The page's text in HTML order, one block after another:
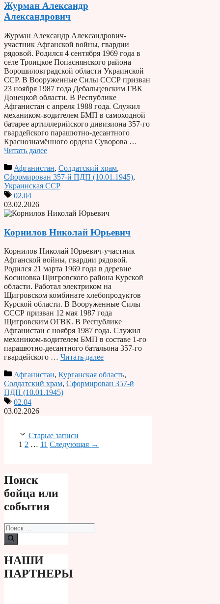
Журман Александр
Александрович
Журман Александр Александрович-
участник Афганской войны, гвардии
рядовой. Родился 4 сентября 1969 года в
селе Троицкое Попаснянского района
Ворошиловградской области Украинской
ССР. В Вооруженные Силы СССР призван
23 ноября 1987 года Дебальцевским ГВК
Донецкой области. В Республике
Афганистан с апреля 1988 года. Служил
механиком-водителем БМП в самоходной
батарее артиллерийского дивизиона 357-го
гвардейского парашютно-десантного
Краснознамённого ордена Суворова …
Читать далее
Афганистан, Солдатский храм,
Сформирован 357-й ПДП (10.01.1945),
Украинская ССР
02.04
03.02.2026
Корнилов Николай Юрьевич
Корнилов Николай Юрьевич-участник
Афганской войны, гвардии рядовой.
Родился 21 марта 1969 года в деревне
Косиновка Щигровского района Курской
области. Работал электриком на
Щигровском комбинате хлебопродуктов
Курской области. В Вооруженные Силы
СССР призван 12 мая 1987 года
Щигровским ОГВК. В Республике
Афганистан с ноября 1987 года. Служил
механиком-водителем БМП в составе 1-го
парашютно-десантного батальона 357-го
гвардейского … Читать далее
Афганистан, Курганская область,
Солдатский храм, Сформирован 357-й
ПДП (10.01.1945)
02.04
03.02.2026
Старые записи
Страница
1 Страница
2 … Страница
11 Следующая →
Поиск
бойца или
события
Поиск:
НАШИ
ПАРТНЕРЫ